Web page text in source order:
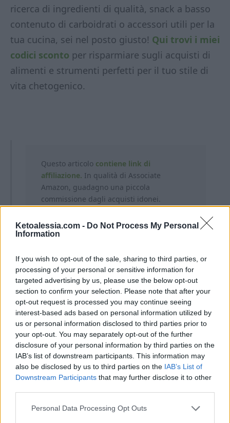
Ketoalessia.com - Do Not Process My Personal
Information
If you wish to opt-out of the sale, sharing to third parties, or
processing of your personal or sensitive information for
targeted advertising by us, please use the below opt-out
section to confirm your selection. Please note that after your
opt-out request is processed you may continue seeing
interest-based ads based on personal information utilized by
us or personal information disclosed to third parties prior to
your opt-out. You may separately opt-out of the further
disclosure of your personal information by third parties on the
IAB’s list of downstream participants. This information may
also be disclosed by us to third parties on the IAB’s List of
Downstream Participants that may further disclose it to other
Personal Data Processing Opt Outs
ricerca di ingredienti di qualità, snack a basso
contenuto di carboidrati o accessori utili per la
tua cucina, sei nel posto giusto! Qui trovi i miei
codici sconto per risparmiare sugli acquisti di
alimenti e strumenti perfetti per il tuo stile di
vita chetogenico.
Questo articolo contiene link di
affiliazione. In qualità di Associate
Amazon, guadagno una piccola
commissione dagli acquisti idonei.
associate alla gestione di questo sito. Per
te non ci sono costi aggiuntivi.
Ti lascio alla ricetta completa!